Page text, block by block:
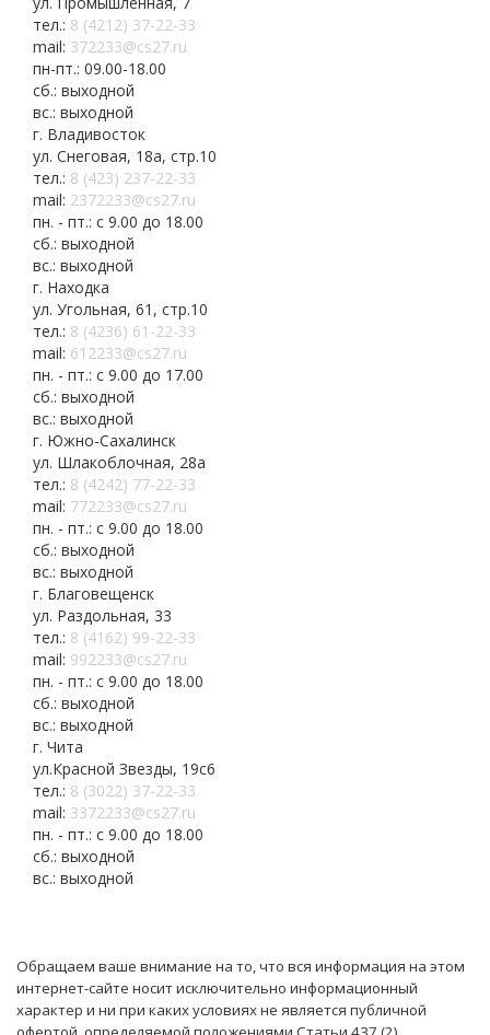
тел.: 8 (4212) 37-22-33
mail: 372233@cs27.ru
пн-пт.: 09.00-18.00
сб.: выходной
вс.: выходной
г. Владивосток
ул. Снеговая, 18а, стр.10
тел.: 8 (423) 237-22-33
mail: 2372233@cs27.ru
пн. - пт.: с 9.00 до 18.00
сб.: выходной
вс.: выходной
г. Находка
ул. Угольная, 61, стр.10
тел.: 8 (4236) 61-22-33
mail: 612233@cs27.ru
пн. - пт.: с 9.00 до 17.00
сб.: выходной
вс.: выходной
г. Южно-Сахалинск
ул. Шлакоблочная, 28а
тел.: 8 (4242) 77-22-33
mail: 772233@cs27.ru
пн. - пт.: с 9.00 до 18.00
сб.: выходной
вс.: выходной
г. Благовещенск
ул. Раздольная, 33
тел.: 8 (4162) 99-22-33
mail: 992233@cs27.ru
пн. - пт.: с 9.00 до 18.00
сб.: выходной
вс.: выходной
г. Чита
ул.Красной Звезды, 19с6
тел.: 8 (3022) 37-22-33
mail: 3372233@cs27.ru
пн. - пт.: с 9.00 до 18.00
сб.: выходной
вс.: выходной
Обращаем ваше внимание на то, что вся информация на этом
интернет-сайте носит исключительно информационный
характер и ни при каких условиях не является публичной